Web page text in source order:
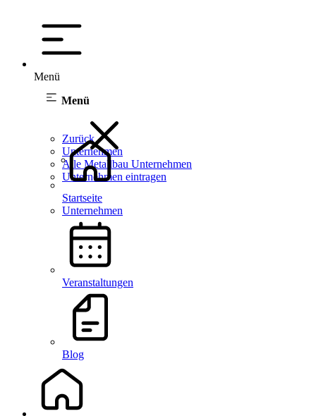
Menü
Menü
Startseite
Unternehmen
Veranstaltungen
Blog
Zurück
Unternehmen
Alle Metallbau Unternehmen
Unternehmen eintragen